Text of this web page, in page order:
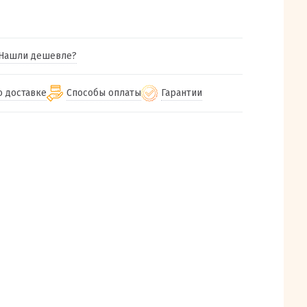
дешевле?
доставке Способы оплаты Гарантии